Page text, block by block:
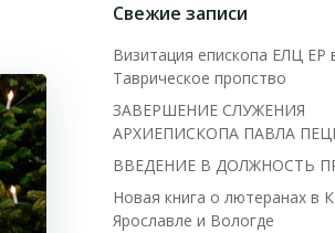
Свежие записи
Визитация епископа ЕЛЦ ЕР
Таврическое пропство
ЗАВЕРШЕНИЕ СЛУЖЕНИЯ
АРХИЕПИСКОПА ПАВЛА
ВВЕДЕНИЕ В ДОЛЖНОСТЬ
Новая книга о лютеранах в
Ярославле и Вологде